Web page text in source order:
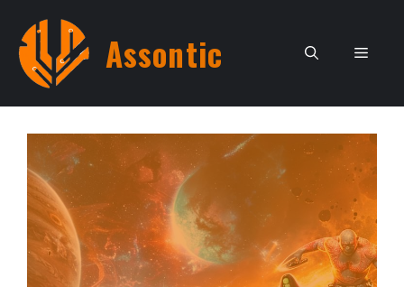
contenu
Assontic Menu